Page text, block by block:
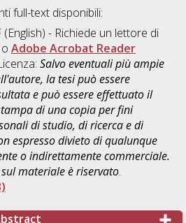
full-text disponibili:
(English) - Richiede un lettore di
Adobe Acrobat Reader
Salvo eventuali più ampie
la tesi può essere
e può essere effettuato il
di una copia per fini
di studio, di ricerca e di
espresso divieto di qualunque
o indirettamente commerciale.
materiale è riservato.